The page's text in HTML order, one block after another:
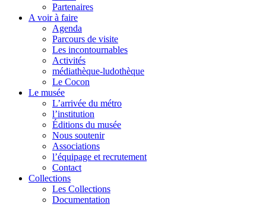
Partenaires
A voir à faire
Agenda
Parcours de visite
Les incontournables
Activités
médiathèque-ludothèque
Le Cocon
Le musée
L’arrivée du métro
l’institution
Éditions du musée
Nous soutenir
Associations
l’équipage et recrutement
Contact
Collections
Les Collections
Documentation